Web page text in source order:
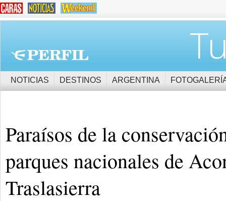
NOTICIAS DESTINOS ARGENTINA
Paraísos de la
parques nacionales de
Traslasierra